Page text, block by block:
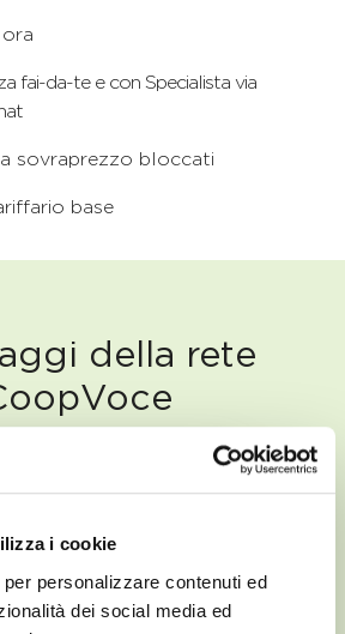
i cookie
personalizzare contenuti ed
dei social media ed
fai-da-te e con Specialista via
sovraprezzo bloccati
base
della rete